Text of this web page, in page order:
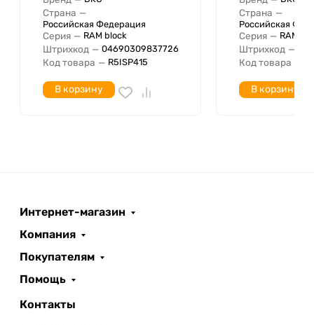
Страна —
Российская Федерация
Серия — RAM block
Штрихкод — 04690309837726
Код товара — R5ISP415
В корзину
Страна —
Российская
Серия — RAM
Штрихкод —
Код товара
В корзину
Интернет-магазин
Компания
Покупателям
Помощь
Контакты